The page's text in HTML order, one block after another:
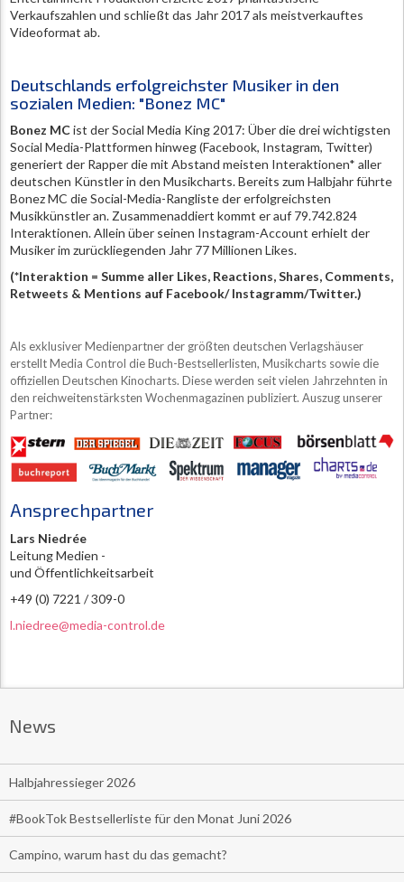
Verkaufszahlen und schließt das Jahr 2017 als meistverkauftes
Videoformat ab.
Deutschlands erfolgreichster Musiker in den
sozialen Medien: "Bonez MC"
Bonez MCist der Social Media King 2017: Über die drei wichtigsten
Social Media-Plattformen hinweg (Facebook, Instagram, Twitter)
generiert der Rapper die mit Abstand meisten Interaktionen* aller
deutschen Künstler in den Musikcharts. Bereits zum Halbjahr führte
Bonez MC die Social-Media-Rangliste der erfolgreichsten
Musikkünstler an. Zusammenaddiert kommt er auf 79.742.824
Interaktionen. Allein über seinen Instagram-Account erhielt der
Musiker im zurückliegenden Jahr 77 Millionen Likes.
(*Interaktion = Summe aller Likes, Reactions, Shares, Comments,
Retweets & Mentions auf Facebook/ Instagramm/Twitter.)
Als exklusiver Medienpartner der größten deutschen Verlagshäuser
erstellt Media Control die Buch-Bestsellerlisten, Musikcharts sowie die
offiziellen Deutschen Kinocharts. Diese werden seit vielen Jahrzehnten in
den reichweitenstärksten Wochenmagazinen publiziert. Auszug unserer
Partner:
Ansprechpartner
Lars Niedrée
Leitung Medien -
und Öffentlichkeitsarbeit
+49 (0) 7221 / 309-0
l.niedree@media-control.de
News
Halbjahressieger 2026
#BookTok Bestsellerliste für den Monat Juni 2026
Campino, warum hast du das gemacht?